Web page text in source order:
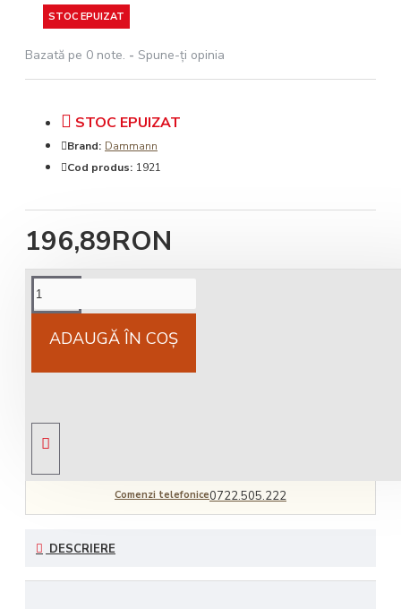
STOC EPUIZAT
Bazată pe 0 note. - Spune-ţi opinia
196,89RON
STOC EPUIZAT
Brand: Dammann
Cod produs: 1921
ADAUGĂ ÎN COŞ
Cost livrareNational 25Lei locker 25 lei
Comenzi telefonice0722.505.222
DESCRIERE